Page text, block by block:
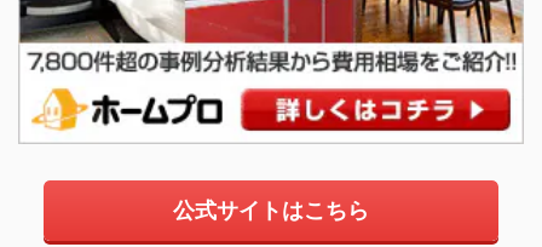
公式サイトはこちら